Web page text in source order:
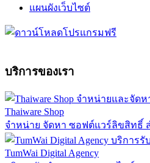
แผนผังเว็บไซต์
บริการของเรา
Thaiware Shop
จำหน่าย จัดหา ซอฟต์แวร์ลิขสิทธิ์
TumWai Digital Agency